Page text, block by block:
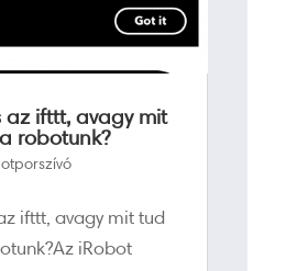
az ifttt, avagy mit
robotunk?
ifttt, avagy mit tud
iRobot